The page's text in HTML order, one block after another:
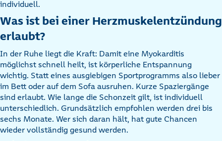
individuell.
Was ist bei einer Herzmuskelentzündung
erlaubt?
In der Ruhe liegt die Kraft: Damit eine Myokarditis
möglichst schnell heilt, ist körperliche Entspannung
wichtig. Statt eines ausgiebigen Sportprogramms also lieber
im Bett oder auf dem Sofa ausruhen. Kurze Spaziergänge
sind erlaubt. Wie lange die Schonzeit gilt, ist individuell
unterschiedlich. Grundsätzlich empfohlen werden drei bis
sechs Monate. Wer sich daran hält, hat gute Chancen
wieder vollständig gesund werden.